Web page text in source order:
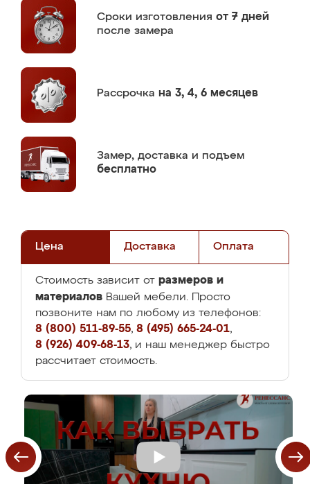
Сроки изготовления от 7 дней
после замера
Рассрочка на 3, 4, 6 месяцев
Замер, доставка и подъем
бесплатно
Цена Доставка Оплата
Стоимость зависит от размеров и
материалов Вашей мебели. Просто
позвоните нам по любому из телефонов:
8 (800) 511-89-55, 8 (495) 665-24-01,
8 (926) 409-68-13, и наш менеджер быстро
рассчитает стоимость.